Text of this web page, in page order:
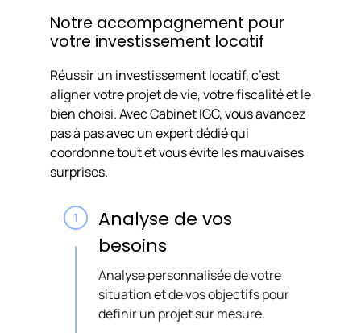
Notre accompagnement pour
votre investissement locatif
Réussir un investissement locatif, c’est
aligner votre projet de vie, votre fiscalité et le
bien choisi. Avec Cabinet IGC, vous avancez
pas à pas avec un expert dédié qui
coordonne tout et vous évite les mauvaises
surprises.
Analyse de vos
besoins
Analyse personnalisée de votre
situation et de vos objectifs pour
définir un projet sur mesure.